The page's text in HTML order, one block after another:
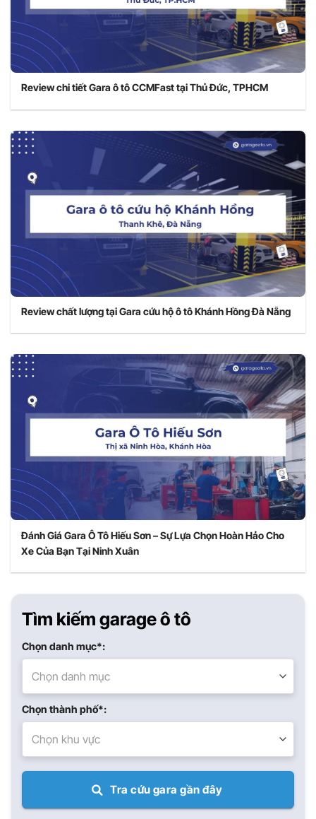
Review chi tiết Gara ô tô CCMFast tại Thủ Đức, TPHCM
Review chất lượng tại Gara cứu hộ ô tô Khánh Hồng Đà Nẵng
Đánh Giá Gara Ô Tô Hiếu Sơn – Sự Lựa Chọn Hoàn Hảo Cho
Xe Của Bạn Tại Ninh Xuân
Tìm kiếm garage ô tô
Chọn danh mục*:
Chọn danh mục
Chọn thành phố*:
Chọn khu vực
Tra cứu gara gần đây